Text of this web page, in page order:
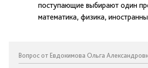
поступающие выбирают один
математика, физика,
Вопрос от Евдокимова Ольга